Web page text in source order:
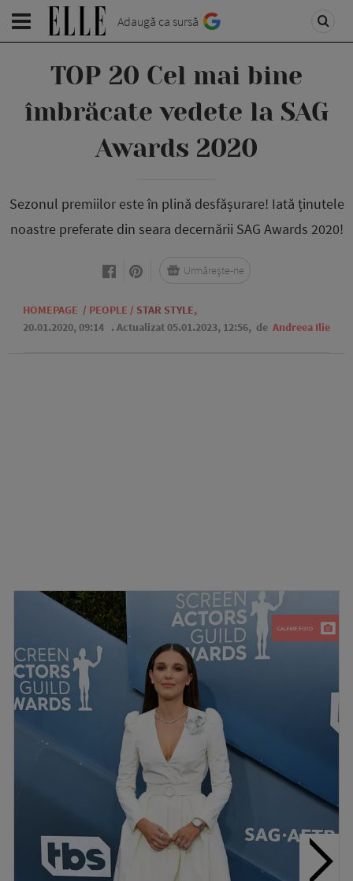
Adaugă ca sursă
TOP 20 Cel mai bine
îmbrăcate vedete la SAG
Awards 2020
Sezonul premiilor este în plină desfășurare! Iată ținutele
noastre preferate din seara decernării SAG Awards 2020!
HOMEPAGE / PEOPLE / STAR STYLE,
20.01.2020, 09:14 . Actualizat 05.01.2023, 12:56, de Andreea Ilie
Urmărește-ne